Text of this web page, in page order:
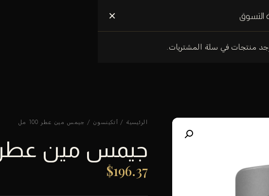
التسوق ×
منتجات في سلة المشتريات.
الرئيسية / أتكينسون / جيمس مين عطر 100 مل
جيمس مين عطر 100 مل
$196.37